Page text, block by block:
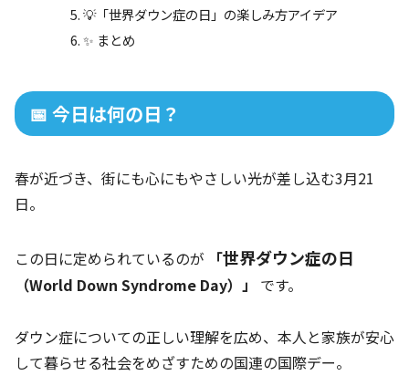
💡「世界ダウン症の日」の楽しみ方アイデア
✨ まとめ
📅 今日は何の日？
春が近づき、街にも心にもやさしい光が差し込む3月21
日。
この日に定められているのが 「世界ダウン症の日
（World Down Syndrome Day）」 です。
ダウン症についての正しい理解を広め、本人と家族が安心
して暮らせる社会をめざすための国連の国際デー。